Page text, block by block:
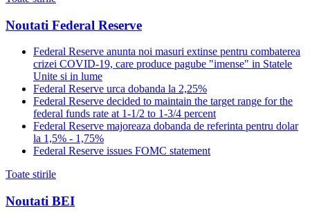
Noutati Federal Reserve
Federal Reserve anunta noi masuri extinse pentru combaterea
crizei COVID-19, care produce pagube "imense" in Statele
Unite si in lume
Federal Reserve urca dobanda la 2,25%
Federal Reserve decided to maintain the target range for the
federal funds rate at 1-1/2 to 1-3/4 percent
Federal Reserve majoreaza dobanda de referinta pentru dolar
la 1,5% - 1,75%
Federal Reserve issues FOMC statement
Toate stirile
Noutati BEI